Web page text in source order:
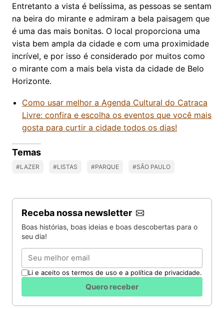
Entretanto a vista é belíssima, as pessoas se sentam
na beira do mirante e admiram a bela paisagem que
é uma das mais bonitas. O local proporciona uma
vista bem ampla da cidade e com uma proximidade
incrível, e por isso é considerado por muitos como
o mirante com a mais bela vista da cidade de Belo
Horizonte.
Como usar melhor a Agenda Cultural do Catraca
Livre: confira e escolha os eventos que você mais
gosta para curtir a cidade todos os dias!
Temas
#LAZER #LISTAS #PARQUE #SÃO PAULO
Receba nossa newsletter
Boas histórias, boas ideias e boas descobertas para o
seu dia!
Email
Li e aceito os termos de uso e a política de privacidade.
Quero receber